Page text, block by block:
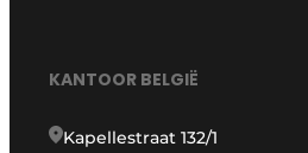
KANTOOR BELGIË
Kapellestraat 132/1